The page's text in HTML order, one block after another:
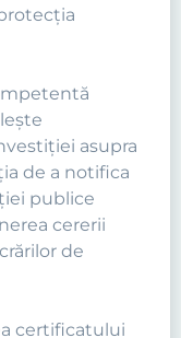
asupra
de a notifica
publice
cererii
de
certificatului